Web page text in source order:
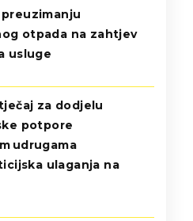
otpada na zahtjev
usluge
za dodjelu
potpore
udrugama
ulaganja na